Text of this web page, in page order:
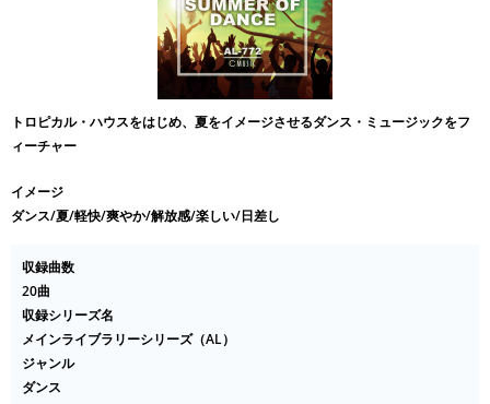
トロピカル・ハウスをはじめ、夏をイメージさせるダンス・ミュージックをフ
ィーチャー
イメージ
ダンス/夏/軽快/爽やか/解放感/楽しい/日差し
収録曲数
20曲
収録シリーズ名
メインライブラリーシリーズ（AL）
ジャンル
ダンス